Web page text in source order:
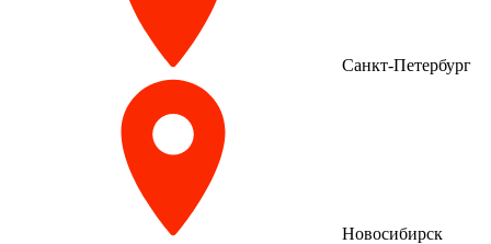
Санкт-Петербург
Новосибирск